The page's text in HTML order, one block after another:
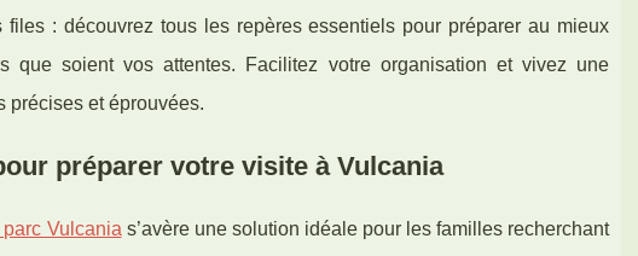
: découvrez tous les repères essentiels pour préparer au mieux
que soient vos attentes. Facilitez votre organisation et vivez une
précises et éprouvées.
préparer votre visite à Vulcania
Vulcania s’avère une solution idéale pour les familles recherchant